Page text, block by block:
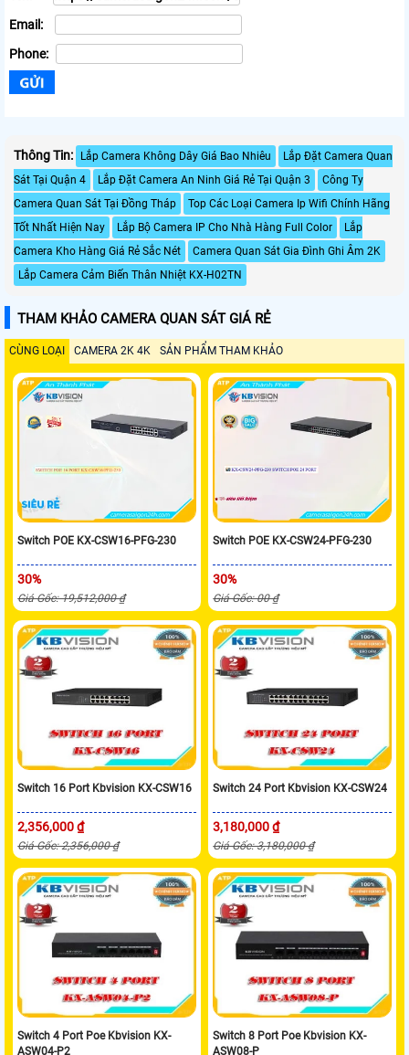
Email:
Phone:
Thông Tin: Lắp Camera Không Dây Giá Bao Nhiêu
Lắp Đặt Camera Quan
Sát Tại Quận 4
Lắp Đặt Camera An Ninh Giá Rẻ Tại Quận 3
Công Ty
Camera Quan Sát Tại Đồng Tháp
Top Các Loại Camera Ip Wifi Chính Hãng
Tốt Nhất Hiện Nay
Lắp Bộ Camera IP Cho Nhà Hàng Full Color
Lắp
Camera Kho Hàng Giá Rẻ Sắc Nét
Camera Quan Sát Gia Đình Ghi Âm 2K
Lắp Camera Cảm Biến Thân Nhiệt KX-H02TN
THAM KHẢO CAMERA QUAN SÁT GIÁ RẺ
CÙNG LOẠI CAMERA 2K 4K SẢN PHẨM THAM KHẢO
Switch POE KX-CSW16-PFG-230
30%
Giá Gốc: 19,512,000 ₫
Switch POE KX-CSW24-PFG-230
30%
Giá Gốc: 00 ₫
Switch 16 Port Kbvision KX-CSW16
2,356,000 ₫
Giá Gốc: 2,356,000 ₫
Switch 24 Port Kbvision KX-CSW24
3,180,000 ₫
Giá Gốc: 3,180,000 ₫
Switch 4 Port Poe Kbvision KX-
ASW04-P2
Switch 8 Port Poe Kbvision KX-
ASW08-P